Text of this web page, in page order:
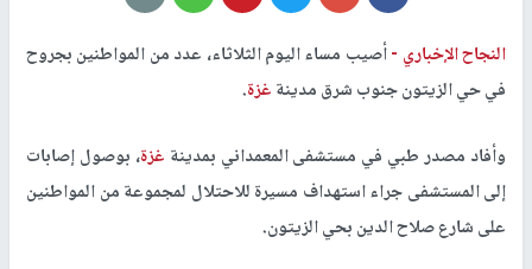
النجاح الإخباري -أصيب مساء اليوم الثلاثاء، عدد من المواطنين بجروح
في حي الزيتون جنوب شرق مدينةغزة.
وأفاد مصدر طبي في مستشفى المعمداني بمدينة غزة، بوصول إصابات
إلى المستشفى جراء استهداف مسيرة للاحتلال لمجموعة من المواطنين
على شارع صلاح الدين بحي الزيتون.